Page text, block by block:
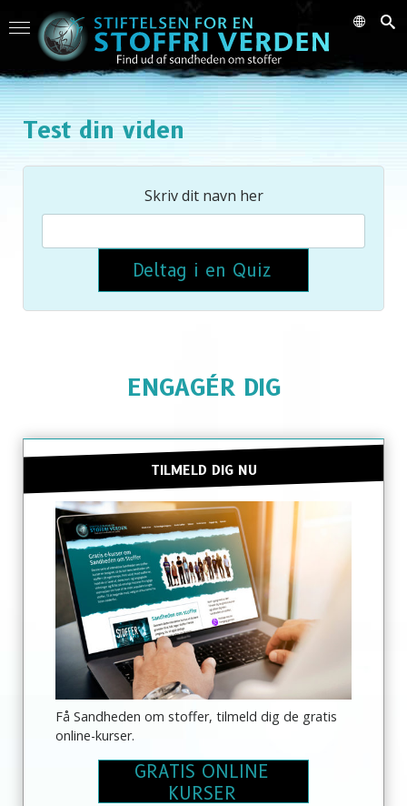
Test din viden
Skriv dit navn her
Deltag i en Quiz
ENGAGÉR DIG
TILMELD DIG NU
Få Sandheden om stoffer, tilmeld dig de gratis
online-kurser.
GRATIS ONLINE
KURSER